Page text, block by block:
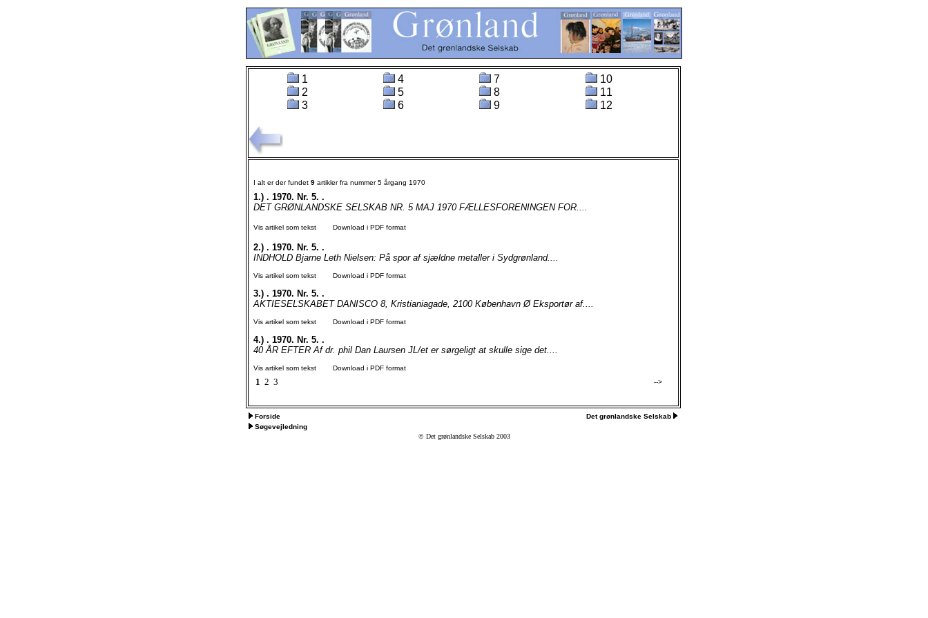
1
2
3
4
5
6
7
8
9
10
11
12
I alt er der fundet 9 artikler fra nummer 5 årgang 1970
1.) . 1970. Nr. 5. .
DET GRØNLANDSKE SELSKAB NR. 5 MAJ 1970 FÆLLESFORENINGEN FOR....
Vis artikel som tekst Download i PDF format
2.) . 1970. Nr. 5. .
INDHOLD Bjarne Leth Nielsen: På spor af sjældne metaller i Sydgrønland....
Vis artikel som tekst Download i PDF format
3.) . 1970. Nr. 5. .
AKTIESELSKABET DANISCO 8, Kristianiagade, 2100 København Ø Eksportør af....
Vis artikel som tekst Download i PDF format
4.) . 1970. Nr. 5. .
40 ÅR EFTER Af dr. phil Dan Laursen JL/et er sørgeligt at skulle sige det....
Vis artikel som tekst Download i PDF format
1 2 3 -->
Forside
Det grønlandske Selskab
Søgevejledning
© Det grønlandske Selskab 2003